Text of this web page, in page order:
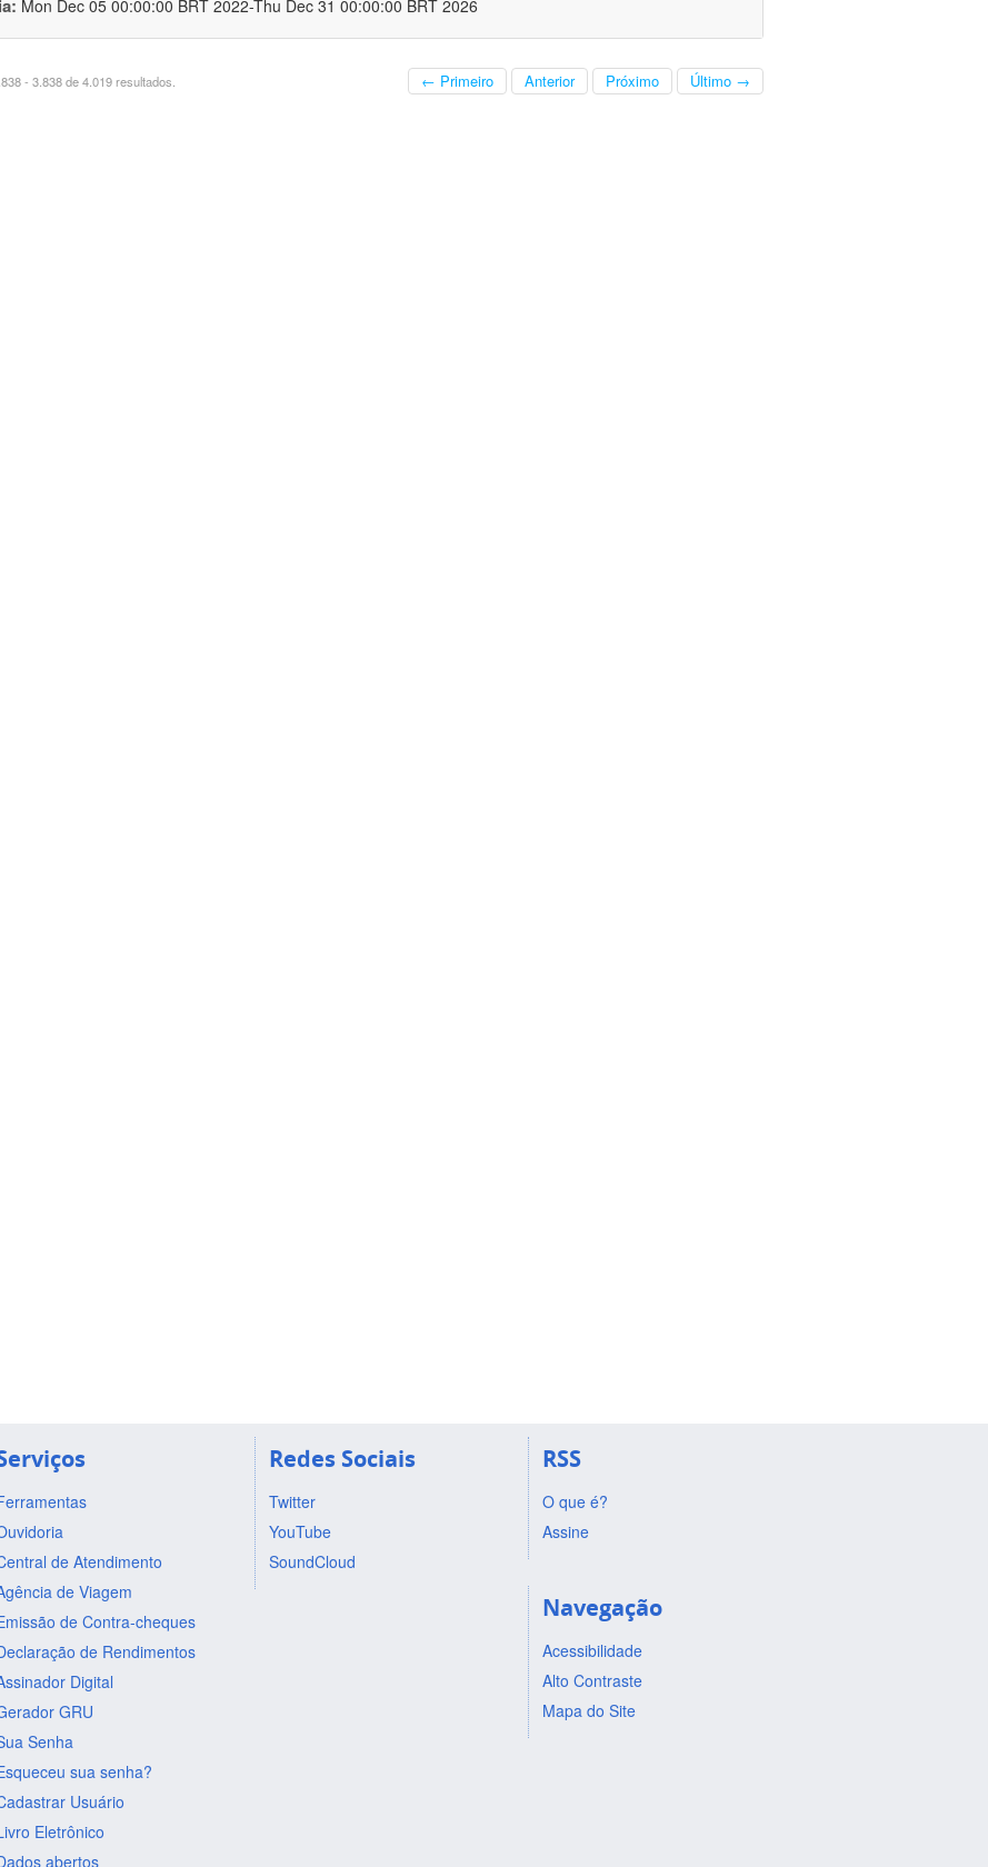
Mon Dec 05 00:00:00 BRT 2022-Thu Dec 31 00:00:00 BRT 2026
- 3.838 de 4.019 resultados. ← Primeiro Anterior Próximo Último →
de Atendimento
de Viagem
de Contra-cheques
de Rendimentos
Digital
GRU
Senha
sua senha?
Usuário
Eletrônico
abertos
Redes Sociais
Twitter
YouTube
SoundCloud
RSS
O que é?
Assine
Navegação
Acessibilidade
Alto Contraste
Mapa do Site